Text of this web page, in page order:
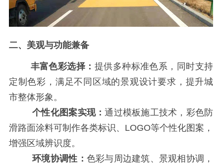
二、美观与功能兼备
丰富色彩选择： 提供多种标准色系，同时支持
定制色彩，满足不同区域的景观设计要求，提升城
市整体形象。
个性化图案实现：通过模板施工技术， 彩色防
滑路面涂料可制作各类标识、LOGO等个性化图案，
增强区域辨识度。
环境协调性： 色彩与周边建筑、景观相协调，